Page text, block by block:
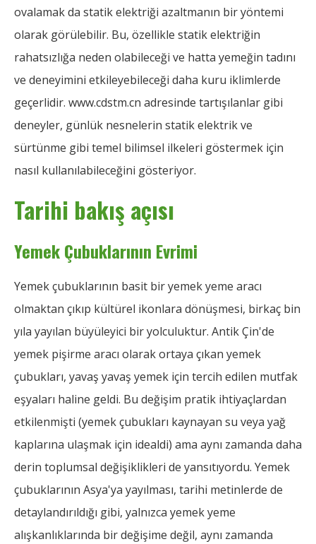
ovalamak da statik elektriği azaltmanın bir yöntemi
olarak görülebilir. Bu, özellikle statik elektriğin
rahatsızlığa neden olabileceği ve hatta yemeğin tadını
ve deneyimini etkileyebileceği daha kuru iklimlerde
geçerlidir. www.cdstm.cn adresinde tartışılanlar gibi
deneyler, günlük nesnelerin statik elektrik ve
sürtünme gibi temel bilimsel ilkeleri göstermek için
nasıl kullanılabileceğini gösteriyor.
Tarihi bakış açısı
Yemek Çubuklarının Evrimi
Yemek çubuklarının basit bir yemek yeme aracı
olmaktan çıkıp kültürel ikonlara dönüşmesi, birkaç bin
yıla yayılan büyüleyici bir yolculuktur. Antik Çin'de
yemek pişirme aracı olarak ortaya çıkan yemek
çubukları, yavaş yavaş yemek için tercih edilen mutfak
eşyaları haline geldi. Bu değişim pratik ihtiyaçlardan
etkilenmişti (yemek çubukları kaynayan su veya yağ
kaplarına ulaşmak için idealdi) ama aynı zamanda daha
derin toplumsal değişiklikleri de yansıtıyordu. Yemek
çubuklarının Asya'ya yayılması, tarihi metinlerde de
detaylandırıldığı gibi, yalnızca yemek yeme
alışkanlıklarında bir değişime değil, aynı zamanda